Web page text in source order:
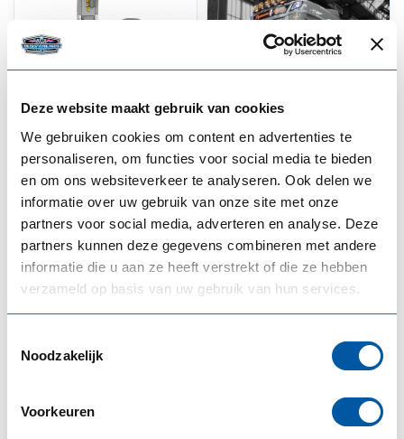
Deze website maakt gebruik van cookies
We gebruiken cookies om content en advertenties te
personaliseren, om functies voor social media te bieden
en om ons websiteverkeer te analyseren. Ook delen we
informatie over uw gebruik van onze site met onze
partners voor social media, adverteren en analyse. Deze
partners kunnen deze gegevens combineren met andere
informatie die u aan ze heeft verstrekt of die ze hebben
verzameld op basis van uw gebruik van hun services.
Noodzakelijk
Voorkeuren
ANGRY MOOSE
H1 of H7 LED groot
licht vervangset
(set)
--,--
Product bekijken
STRANDS
Dark Knight Intense
9" Full LED Verstraler
Product bekijken